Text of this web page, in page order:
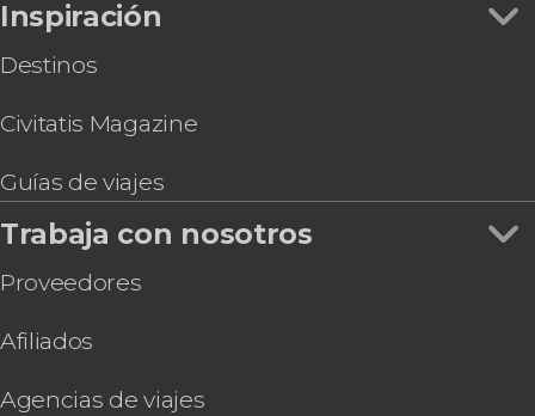
Inspiración
Destinos
Civitatis Magazine
Guías de viajes
Trabaja con nosotros
Proveedores
Afiliados
Agencias de viajes